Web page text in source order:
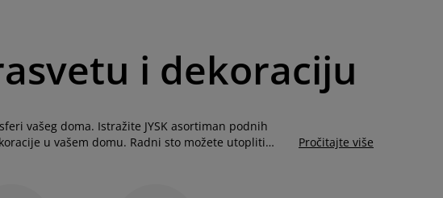
i dekoraciju
vašeg doma. Istražite JYSK asortiman podnih
u vašem domu. Radni sto možete utopliti
Pročitajte više